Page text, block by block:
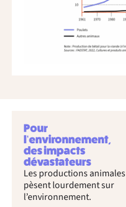
Pour
l’environnement,
des impacts
dévastateurs
Les productions animales
pèsent lourdement sur
l’environnement.